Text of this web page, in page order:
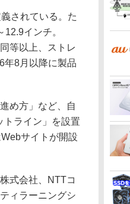
されている。た
インチ。
等以上、ストレ
年8月以降に製品
め方」など、自
トライン」を設置
サイトが開設
式会社、NTTコ
ィラーニングシ